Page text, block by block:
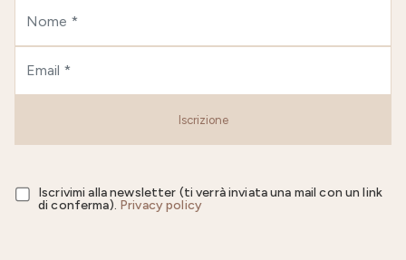
Iscrizione
Iscrivimi alla newsletter (ti verrà inviata una mail con un link
di conferma). Privacy policy